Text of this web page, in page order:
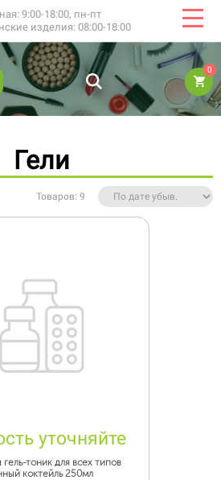
9:00-18:00, пн-пт
изделия: 08:00-18:00
0
Гели
Товаров: 9
уточняйте
тоник для всех типов
коктейль 250мл